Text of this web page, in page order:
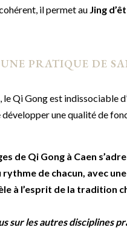
il permet au Jing
UNE PRATIQUE DE
le Qi Gong est indissociable
développer une qualité de
de Qi Gong à Caen
de chacun, avec
à l’esprit de la tradition
sur les autres disciplines